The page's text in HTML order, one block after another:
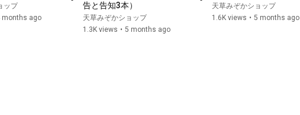
ップ
months ago
告と告知3本）
天草みぞかショップ
1.3K views • 5 months ago
天草みぞかショップ
1.6K views • 5 months ago